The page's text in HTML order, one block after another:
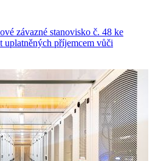
závazné stanovisko č. 48 ke
uplatněných příjemcem vůči